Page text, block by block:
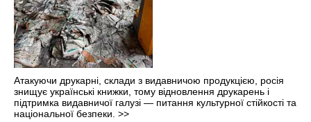
Атакуючи друкарні, склади з видавничою продукцією, росія
знищує українські книжки, тому відновлення друкарень і
підтримка видавничої галузі — питання культурної стійкості та
національної безпеки. >>